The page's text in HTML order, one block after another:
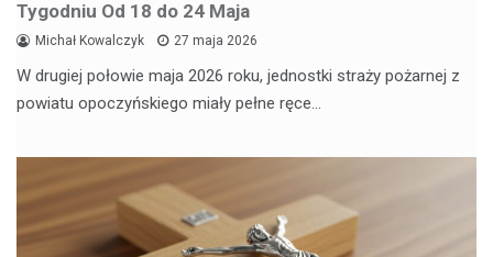
Tygodniu Od 18 do 24 Maja
Michał Kowalczyk 27 maja 2026
W drugiej połowie maja 2026 roku, jednostki straży pożarnej z
powiatu opoczyńskiego miały pełne ręce…